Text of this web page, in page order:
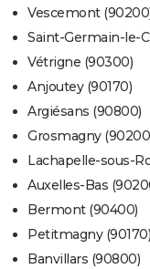
Vescemont
Saint-Germain-le-
Vétrigne (90300)
Anjoutey (90170)
Argiésans (90800)
Grosmagny
Lachapelle-sous-
Auxelles-Bas
Bermont (90400)
Petitmagny (90170)
Banvillars (90800)